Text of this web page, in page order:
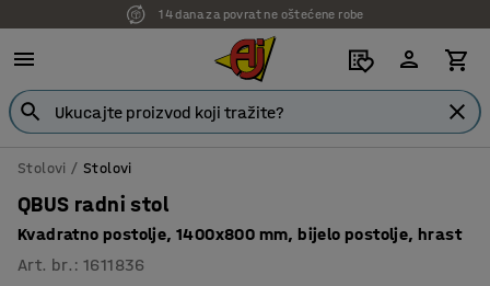
7 godina garancije
Stolovi Stolovi
QBUS radni stol
Kvadratno postolje, 1400x800 mm, bijelo postolje, hrast
Art. br. :1611836